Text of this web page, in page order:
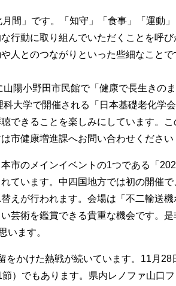
間」です。「知守」「食事」「運動
行動に取り組んでいただくことを呼
人とのつながりといった些細なこと
陽小野田市民館で「健康で長生きの
大学で開催される「日本基礎老化学
できることを楽しみにしています。
市健康増進課へお問い合わせください
市のメインイベントの1つである「
ています。中四国地方では初の開催で
えが行われます。会場は「不二輸送機
芸術を鑑賞できる貴重な機会です。
います。
かけた熱戦が続いています。11月28
）でもあります。県内レノファ山口